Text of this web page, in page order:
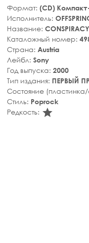
Формат: (CD)
Исполнитель:
Название:
Каталожный номер:
Страна: Austria
Лейбл: Sony
Год выпуска: 2000
Тип издания: ПЕРВЫЙ
Состояние
Стиль: Poprock
Редкость: